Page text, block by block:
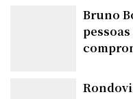
sexta
Bruno